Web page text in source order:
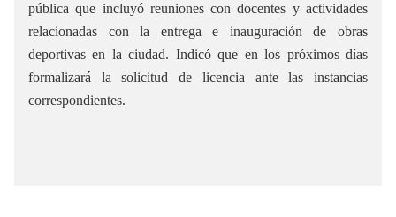
pública que incluyó reuniones con docentes y actividades
relacionadas con la entrega e inauguración de obras
deportivas en la ciudad. Indicó que en los próximos días
formalizará la solicitud de licencia ante las instancias
correspondientes.